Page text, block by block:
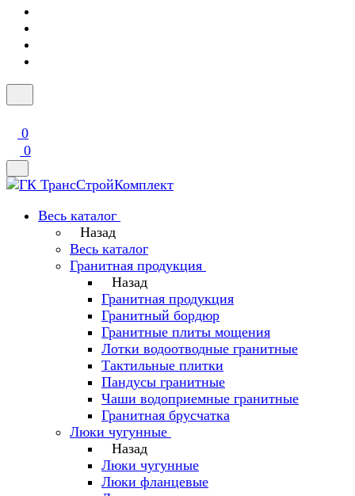
0
0
Весь каталог
Назад
Весь каталог
Гранитная продукция
Назад
Гранитная продукция
Гранитный бордюр
Гранитные плиты мощения
Лотки водоотводные гранитные
Тактильные плитки
Пандусы гранитные
Чаши водоприемные гранитные
Гранитная брусчатка
Люки чугунные
Назад
Люки чугунные
Люки фланцевые